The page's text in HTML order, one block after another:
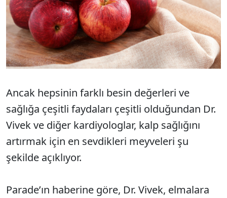
Ancak hepsinin farklı besin değerleri ve
sağlığa çeşitli faydaları çeşitli olduğundan Dr.
Vivek ve diğer kardiyologlar, kalp sağlığını
artırmak için en sevdikleri meyveleri şu
şekilde açıklıyor.
Parade’ın haberine göre, Dr. Vivek, elmalara